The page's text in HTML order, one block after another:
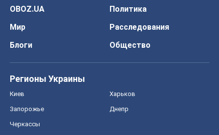
OBOZ.UA
Политика
Мир
Расследования
Блоги
Общество
Регионы Украины
Киев Харьков
Запорожье Днепр
Черкассы